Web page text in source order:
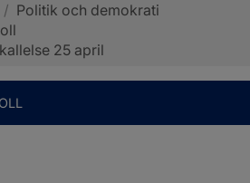
/ Politik och demokrati
25 april